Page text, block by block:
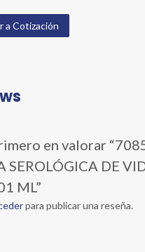
a Cotización
en valorar
SEROLÓGICA DE
ML”
para publicar una reseña.